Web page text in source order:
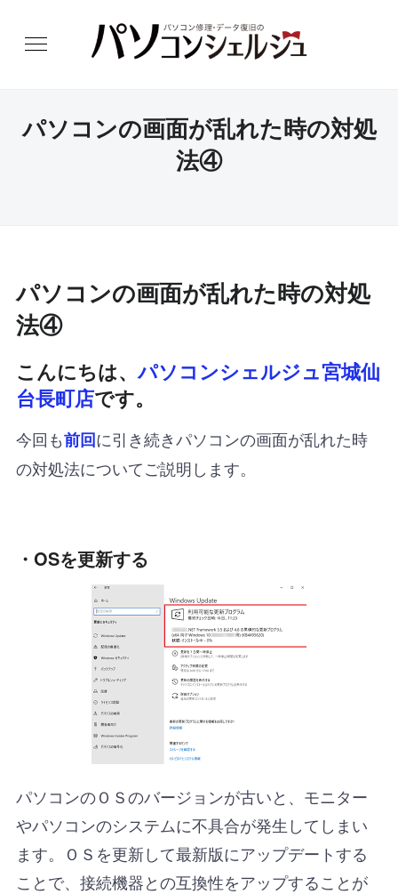
パソコンの画面が乱れた時の対処
法④
パソコンの画面が乱れた時の対処
法④
こんにちは、パソコンシェルジュ宮城仙
台長町店です。
今回も前回に引き続きパソコンの画面が乱れた時
の対処法についてご説明します。
・OSを更新する
パソコンのＯＳのバージョンが古いと、モニター
やパソコンのシステムに不具合が発生してしまい
ます。ＯＳを更新して最新版にアップデートする
ことで、接続機器との互換性をアップすることが